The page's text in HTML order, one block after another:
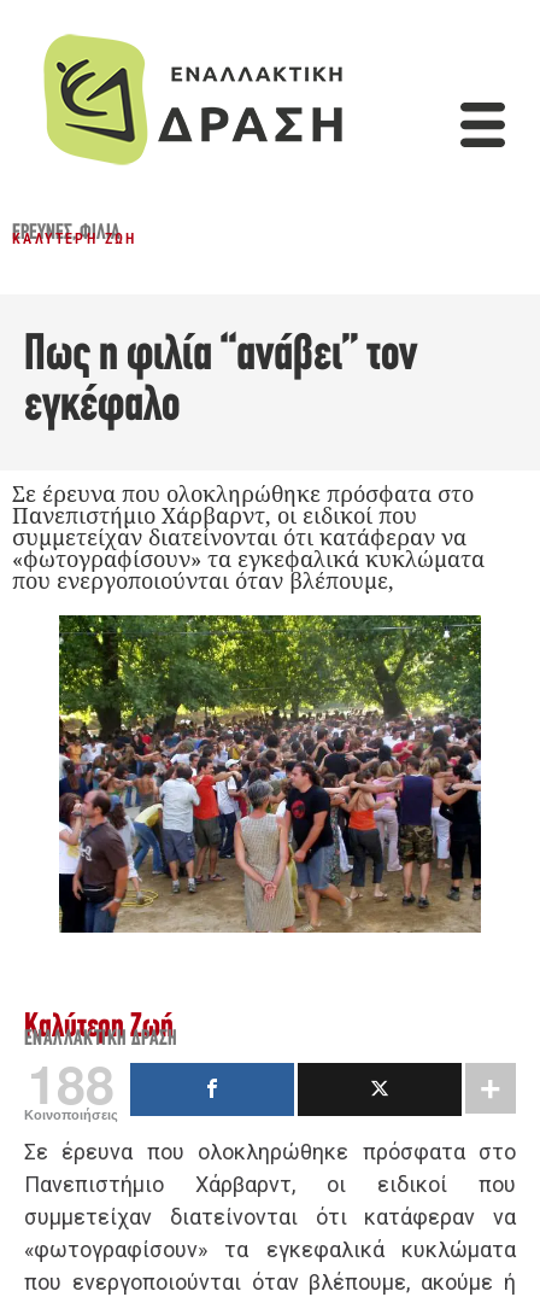
ΈΡΕΥΝΕΣ,ΦΙΛΊΑ
ΚΑΛΎΤΕΡΗ ΖΩΉ
Πως η φιλία “ανάβει” τον
εγκέφαλο
Σε έρευνα που ολοκληρώθηκε πρόσφατα στο
Πανεπιστήμιο Χάρβαρντ, οι ειδικοί που
συμμετείχαν διατείνονται ότι κατάφεραν να
«φωτογραφίσουν» τα εγκεφαλικά κυκλώματα
που ενεργοποιούνται όταν βλέπουμε,
Καλύτερη Ζωή
ΕΝΑΛΛΑΚΤΙΚΉ ΔΡΆΣΗ
188
Κοινοποιήσεις
Σε έρευνα που ολοκληρώθηκε πρόσφατα στο
Πανεπιστήμιο Χάρβαρντ, οι ειδικοί που
συμμετείχαν διατείνονται ότι κατάφεραν να
«φωτογραφίσουν» τα εγκεφαλικά κυκλώματα
που ενεργοποιούνται όταν βλέπουμε, ακούμε ή